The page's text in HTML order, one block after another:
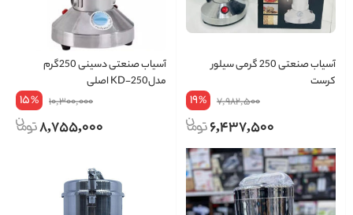
آسیاب صنعتی 250 گرمی سیلور
کرست
7,982,500
19%
6,437,500
آسیاب صنعتی دسینی 250گرم
مدلKD-250 اصلی
10,300,000
15%
8,755,000